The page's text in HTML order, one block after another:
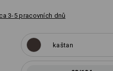
3-5 pracovních dnů
kaštan